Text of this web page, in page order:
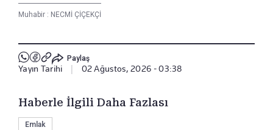
Muhabir : NECMİ ÇİÇEKÇİ
Paylaş
Yayın Tarihi 02 Ağustos, 2026 - 03:38
Haberle İlgili Daha Fazlası
Emlak